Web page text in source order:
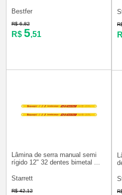
Bestfer
R$ 6,82
R$ 5,51
Lâmina de serra manual semi
rígido 12" 32 dentes bimetal ...
Starrett
R$ 42,12